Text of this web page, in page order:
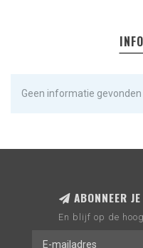
Geen informatie gevonden
ABONNEER
En blijf op de